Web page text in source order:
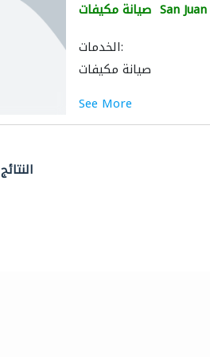
صيانة مكيفات San Juan
الخدمات:
صيانة مكيفات
See More
1-10 of 14 النتائج